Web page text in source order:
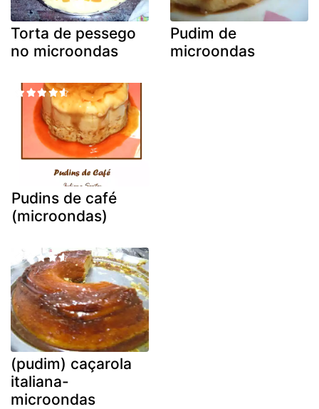
Torta de pessego
no microondas
Pudim de
microondas
Pudins de café
(microondas)
(pudim) caçarola
italiana-
microondas